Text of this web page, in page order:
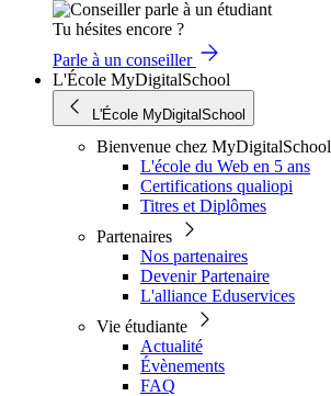
Tu hésites encore ?
Parle à un conseiller
L'École MyDigitalSchool
L'École MyDigitalSchool
Bienvenue chez MyDigitalSchool
L'école du Web en 5 ans
Certifications qualiopi
Titres et Diplômes
Partenaires
Nos partenaires
Devenir Partenaire
L'alliance Eduservices
Vie étudiante
Actualité
Évènements
FAQ